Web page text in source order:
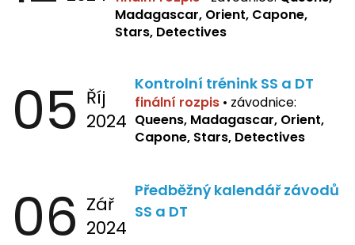
Madagascar, Orient, Capone,
Stars, Detectives
05 Říj
2024
Kontrolní trénink SS a DT
finální rozpis • závodnice:
Queens, Madagascar, Orient,
Capone, Stars, Detectives
06 Zář
2024
Předběžný kalendář závodů
SS a DT